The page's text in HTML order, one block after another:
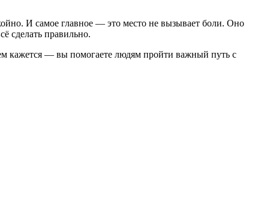
И самое главное — это место не вызывает боли. Оно
сделать правильно.
кажется — вы помогаете людям пройти важный путь с